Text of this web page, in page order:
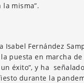
misma”.
Isabel Fernández
puesta en marcha
éxito”, y ha
durante la